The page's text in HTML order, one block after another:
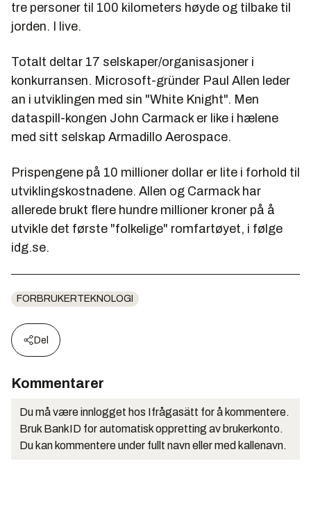
tre personer til 100 kilometers høyde og tilbake til
jorden. I live.
Totalt deltar 17 selskaper/organisasjoner i
konkurransen. Microsoft-gründer Paul Allen leder
an i utviklingen med sin "White Knight". Men
dataspill-kongen John Carmack er like i hælene
med sitt selskap Armadillo Aerospace.
Prispengene på 10 millioner dollar er lite i forhold til
utviklingskostnadene. Allen og Carmack har
allerede brukt flere hundre millioner kroner på å
utvikle det første "folkelige" romfartøyet, i følge
idg.se.
FORBRUKERTEKNOLOGI
Del
Kommentarer
Du må være innlogget hos Ifrågasätt for å kommentere.
Bruk BankID for automatisk oppretting av brukerkonto.
Du kan kommentere under fullt navn eller med kallenavn.